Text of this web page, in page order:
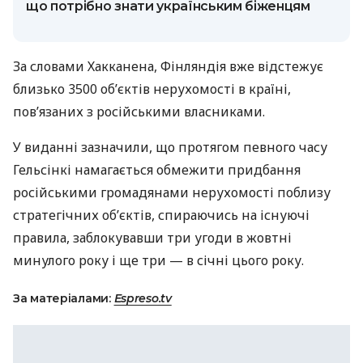
що потрібно знати українським біженцям
За словами Хакканена, Фінляндія вже відстежує
близько 3500 об’єктів нерухомості в країні,
пов’язаних з російськими власниками.
У виданні зазначили, що протягом певного часу
Гельсінкі намагається обмежити придбання
російськими громадянами нерухомості поблизу
стратегічних об’єктів, спираючись на існуючі
правила, заблокувавши три угоди в жовтні
минулого року і ще три — в січні цього року.
За матеріалами: Espreso.tv